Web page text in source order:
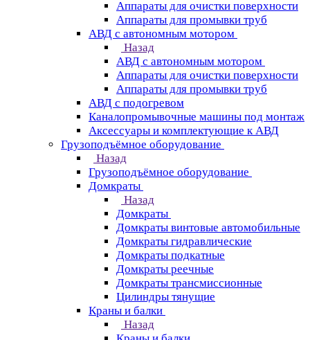
Аппараты для очистки поверхности
Аппараты для промывки труб
АВД с автономным мотором
Назад
АВД с автономным мотором
Аппараты для очистки поверхности
Аппараты для промывки труб
АВД с подогревом
Каналопромывочные машины под монтаж
Аксессуары и комплектующие к АВД
Грузоподъёмное оборудование
Назад
Грузоподъёмное оборудование
Домкраты
Назад
Домкраты
Домкраты винтовые автомобильные
Домкраты гидравлические
Домкраты подкатные
Домкраты реечные
Домкраты трансмиссионные
Цилиндры тянущие
Краны и балки
Назад